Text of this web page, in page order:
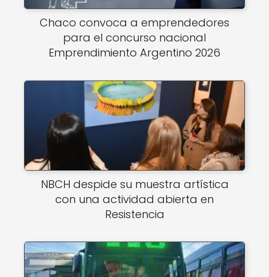
Chaco convoca a emprendedores
para el concurso nacional
Emprendimiento Argentino 2026
NBCH despide su muestra artística
con una actividad abierta en
Resistencia